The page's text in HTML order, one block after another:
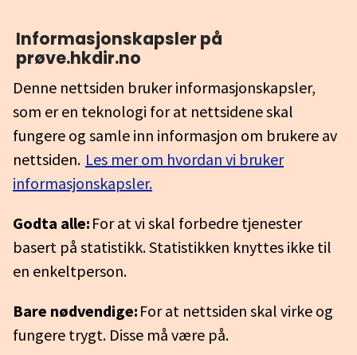
Informasjonskapsler på
prøve.hkdir.no
Denne nettsiden bruker informasjonskapsler,
som er en teknologi for at nettsidene skal
fungere og samle inn informasjon om brukere av
nettsiden. Les mer om hvordan vi bruker
informasjonskapsler.
Godta alle: For at vi skal forbedre tjenester
basert på statistikk. Statistikken knyttes ikke til
en enkeltperson.
Bare nødvendige: For at nettsiden skal virke og
fungere trygt. Disse må være på.